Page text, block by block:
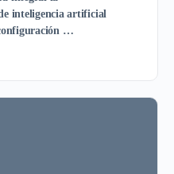
inteligencia artificial
…